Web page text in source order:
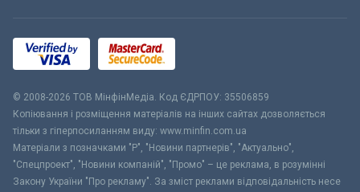
© 2008-2026 ТОВ МiнфiнМедiа. Код ЄДРПОУ: 35506859
Копіювання і розміщення матеріалів на інших сайтах дозволяється
тільки з гіперпосиланням виду: www.minfin.com.ua
Матеріали з позначками "Р", "Новини партнерів", "Актуально",
"Спецпроект", "Новини компаній", "Промо" – це реклама, в розумінні
Закону України "Про рекламу". За зміст реклами відповідальність несе